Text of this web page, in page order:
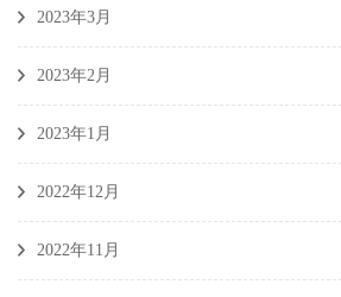
2023年3月
2023年2月
2023年1月
2022年12月
2022年11月